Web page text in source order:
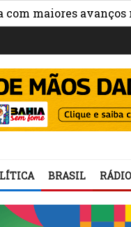
avanços na
BRASIL